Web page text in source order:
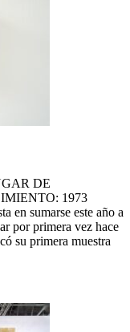
DE
1973
sumarse este año a
por primera vez hace
su primera muestra